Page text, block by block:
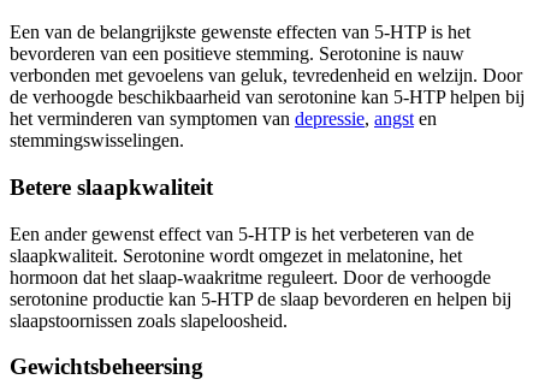
Een van de belangrijkste gewenste effecten van 5-HTP is het
bevorderen van een positieve stemming. Serotonine is nauw
verbonden met gevoelens van geluk, tevredenheid en welzijn. Door
de verhoogde beschikbaarheid van serotonine kan 5-HTP helpen bij
het verminderen van symptomen van depressie, angst en
stemmingswisselingen.
Betere slaapkwaliteit
Een ander gewenst effect van 5-HTP is het verbeteren van de
slaapkwaliteit. Serotonine wordt omgezet in melatonine, het
hormoon dat het slaap-waakritme reguleert. Door de verhoogde
serotonine productie kan 5-HTP de slaap bevorderen en helpen bij
slaapstoornissen zoals slapeloosheid.
Gewichtsbeheersing